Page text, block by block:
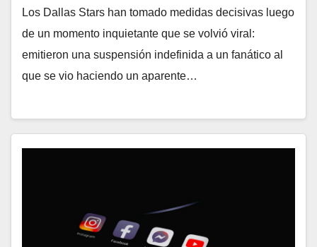
Los Dallas Stars han tomado medidas decisivas luego
de un momento inquietante que se volvió viral:
emitieron una suspensión indefinida a un fanático al
que se vio haciendo un aparente…